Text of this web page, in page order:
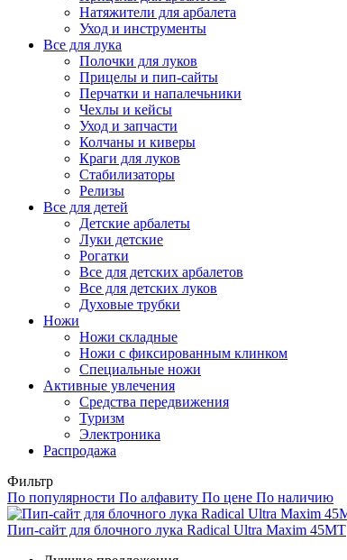
Натяжители для арбалета
Уход и инструменты
Все для лука
Полочки для луков
Прицелы и пип-сайты
Перчатки и напалечьники
Чехлы и кейсы
Уход и запчасти
Колчаны и киверы
Краги для луков
Стабилизаторы
Релизы
Все для детей
Детские арбалеты
Луки детские
Рогатки
Все для детских арбалетов
Все для детских луков
Духовые трубки
Ножи
Ножи складные
Ножи с фиксированным клинком
Специальные ножи
Активные увлечения
Средства передвижения
Туризм
Электроника
Распродажа
Фильтр
По популярности По алфавиту По цене По наличию
Пип-сайт для блочного лука Radical Ultra Maxim 45MT